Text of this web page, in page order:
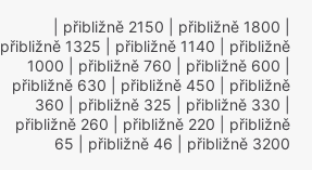
| přibližně 2150 | přibližně 1800
přibližně 1325 | přibližně 1140 | přibližně
1000 | přibližně 760 | přibližně 600
přibližně 630 | přibližně 450 | přibližně
360 | přibližně 325 | přibližně 330
přibližně 260 | přibližně 220 | přibližně
65 | přibližně 46 | přibližně 3200